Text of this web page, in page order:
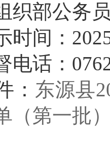
织部公务
间：2025
话：
东源县
（第一批